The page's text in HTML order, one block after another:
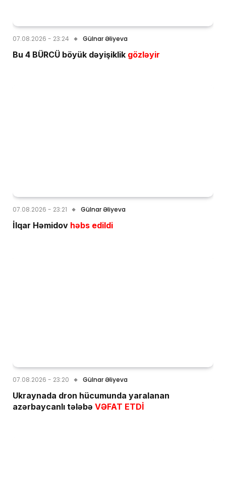
07.08.2026 - 23:24 Gülnar Əliyeva
Bu 4 BÜRCÜ böyük dəyişiklik gözləyir
07.08.2026 - 23:21 Gülnar Əliyeva
İlqar Həmidov həbs edildi
07.08.2026 - 23:20 Gülnar Əliyeva
Ukraynada dron hücumunda yaralanan
azərbaycanlı tələbə VƏFAT ETDİ